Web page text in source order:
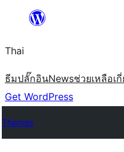
ยัง
เนื้อหา
Thai
ธีมปลั๊กอินNewsช่วยเหลือเ
Get WordPress
Themes